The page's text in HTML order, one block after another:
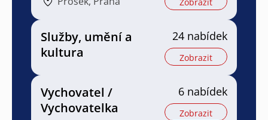
Zobrazit
Služby, umění a
kultura
24 nabídek
Zobrazit
Vychovatel /
Vychovatelka
6 nabídek
Zobrazit